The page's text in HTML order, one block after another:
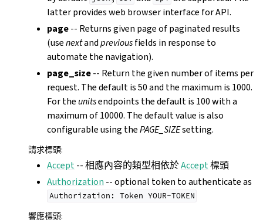
latter provides web browser interface for API.
page-- Returns given page of paginated results
(usenextandpreviousfields in response to
automate the navigation).
page_size-- Return the given number of items per
request. The default is 50 and the maximum is 1000.
For theunitsendpoints the default is 100 with a
maximum of 10000. The default value is also
configurable using thePAGE_SIZEsetting.
請求標頭:
Accept-- 相應內容的類型相依於Accept標頭
Authorization -- optional token to authenticate as
Authorization: Token YOUR-TOKEN
響應標頭: